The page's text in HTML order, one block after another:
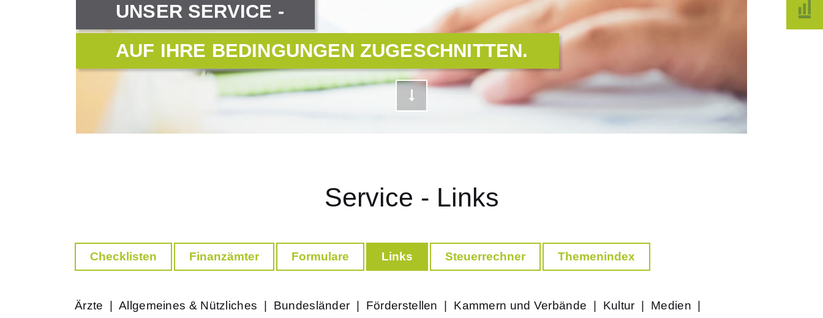
UNSER SERVICE -
AUF IHRE BEDINGUNGEN ZUGESCHNITTEN.
Service - Links
Checklisten Finanzämter Formulare Links Steuerrechner Themenindex
Ärzte Allgemeines & Nützliches Bundesländer Förderstellen Kammern und Verbände Kultur Medien